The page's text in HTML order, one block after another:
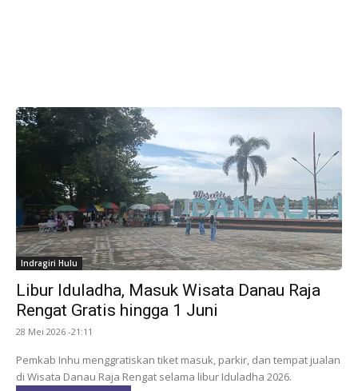
Indragiri Hulu
Libur Iduladha, Masuk Wisata Danau Raja
Rengat Gratis hingga 1 Juni
28 Mei 2026 -21:11
Pemkab Inhu menggratiskan tiket masuk, parkir, dan tempat jualan
di Wisata Danau Raja Rengat selama libur Iduladha 2026.